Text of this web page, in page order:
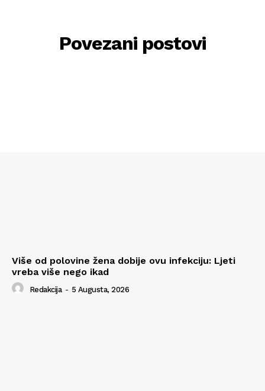
Povezani postovi
Više od polovine žena dobije ovu infekciju: Ljeti
vreba više nego ikad
Redakcija - 5 Augusta, 2026